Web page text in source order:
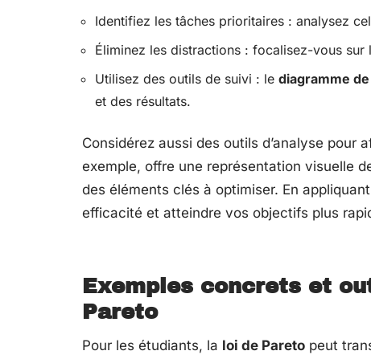
Identifiez les tâches prioritaires : analysez
Éliminez les distractions : focalisez-vous
Utilisez des outils de suivi : le diagramme
et des résultats.
Considérez aussi des outils d’analyse pour
exemple, offre une représentation visuelle
des éléments clés à optimiser. En
efficacité et atteindre vos objectifs plus